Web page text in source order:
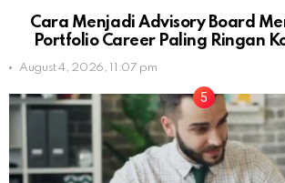
Cara Menjadi Advisory Board
Portfolio Career Paling Ringan
August 4, 2026, 11:07 pm